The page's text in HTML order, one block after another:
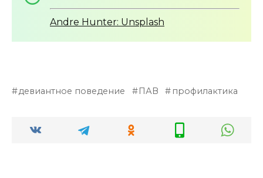
Andre Hunter: Unsplash
девиантное поведение ПАВ профилактика